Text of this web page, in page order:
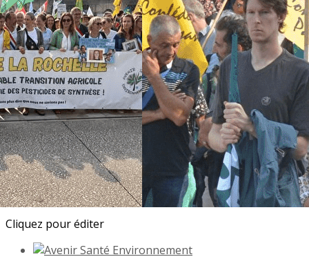
Exporter les lignes sélectionnées
Exporter toutes les colonnes
Exporter uniquement les colonnes affichées
Menu
<
>
Qui sommes-nous ?
Notre organisation
Nos actualités
Ajoutez un logo, un bouton, des réseaux sociaux
Cliquez pour éditer